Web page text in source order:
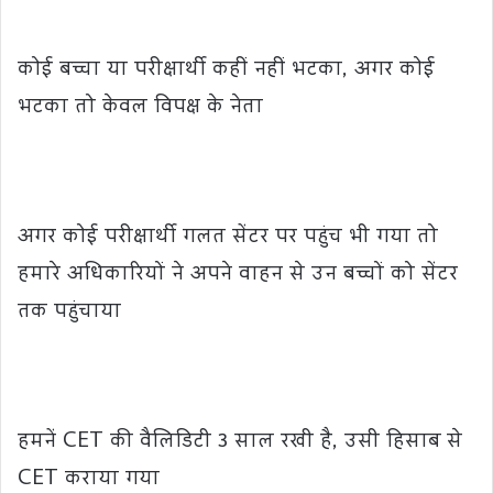
कोई बच्चा या परीक्षार्थी कहीं नहीं भटका, अगर कोई
भटका तो केवल विपक्ष के नेता
अगर कोई परीक्षार्थी गलत सेंटर पर पहुंच भी गया तो
हमारे अधिकारियों ने अपने वाहन से उन बच्चों को सेंटर
तक पहुंचाया
हमनें CET की वैलिडिटी 3 साल रखी है, उसी हिसाब से
CET कराया गया